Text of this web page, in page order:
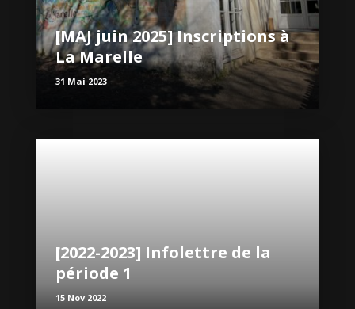
[MAJ juin 2025] Inscriptions à
La Marelle
31 Mai 2023
[2022-2023] Infolettre de la
période 1
15 Nov 2022